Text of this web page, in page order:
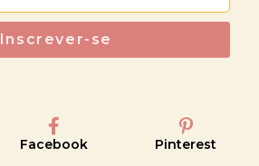
Inscrever-se
Facebook Pinterest